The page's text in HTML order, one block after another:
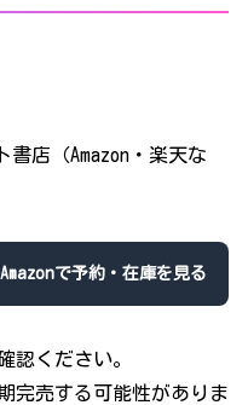
店（Amazon・楽天な
Amazonで予約・在庫を見る
認ください。
完売する可能性がありま